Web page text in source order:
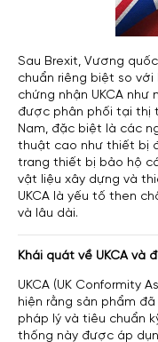
Sau Brexit, Vương
chuẩn riêng biệt so với
chứng nhận UKCA
được phân phối tại thị
Nam, đặc biệt là các
thuật cao như thiết bị
trang thiết bị bảo hộ cá
vật liệu xây dựng và
UKCA là yếu tố then
và lâu dài.
Khái quát về UKCA và
UKCA (UK Conformity
hiện rằng sản phẩm
pháp lý và tiêu chuẩn
thống này được áp